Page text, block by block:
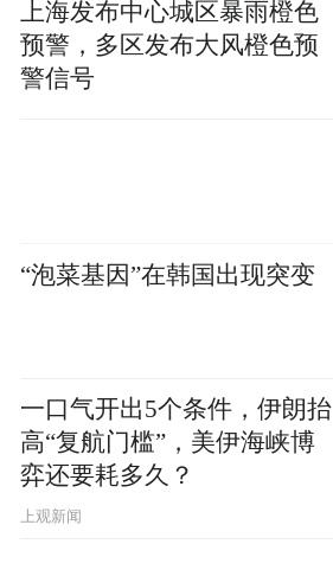
上海发布中心城区暴雨橙色
预警，多区发布大风橙色预
警信号
“泡菜基因”在韩国出现突变
一口气开出5个条件，伊朗抬
高“复航门槛”，美伊海峡博
弈还要耗多久？
上观新闻